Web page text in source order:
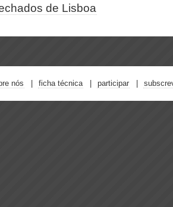
de Lisboa
nós ficha técnica participar